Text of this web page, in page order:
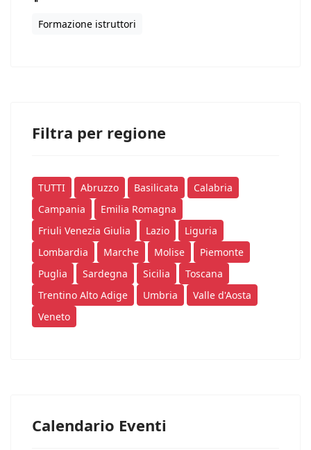
Formazione istruttori
Filtra per regione
TUTTI Abruzzo Basilicata
Calabria
Campania
Emilia Romagna
Friuli Venezia Giulia
Lazio
Liguria
Lombardia
Marche Molise
Piemonte
Puglia
Sardegna Sicilia
Toscana
Trentino Alto Adige
Umbria
Valle d'Aosta
Veneto
Calendario Eventi